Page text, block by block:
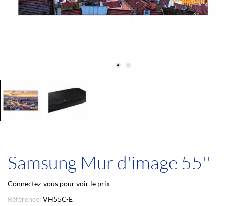
Samsung Mur d'image 55''
Connectez-vous pour voir le prix
Référence: VH55C-E